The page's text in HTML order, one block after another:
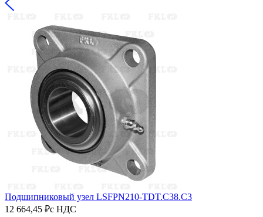
Подшипниковый узел LSFPN210-TDT.C38.C3
12 664,45 ₽с НДС